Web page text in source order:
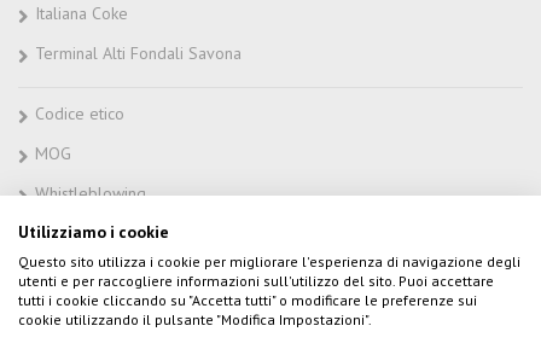
Italiana Coke
Terminal Alti Fondali Savona
Codice etico
MOG
Whistleblowing
Copyright © 2017 Italiana Coke s.r.l. –Privacy Policy
Utilizziamo i cookie
Questo sito utilizza i cookie per migliorare l'esperienza di navigazione degli
utenti e per raccogliere informazioni sull'utilizzo del sito. Puoi accettare
tutti i cookie cliccando su "Accetta tutti" o modificare le preferenze sui
cookie utilizzando il pulsante "Modifica Impostazioni".